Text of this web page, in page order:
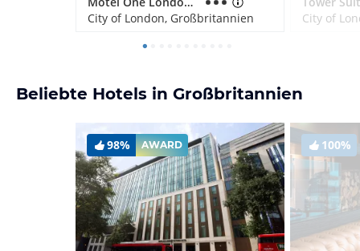
City of London, Großbritannien
City of
Beliebte Hotels in Großbritannien
98% AWARD 100%